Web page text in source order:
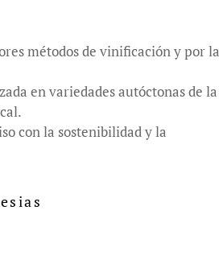
métodos de vinificación y por la
en variedades autóctonas de la
con la sostenibilidad y la